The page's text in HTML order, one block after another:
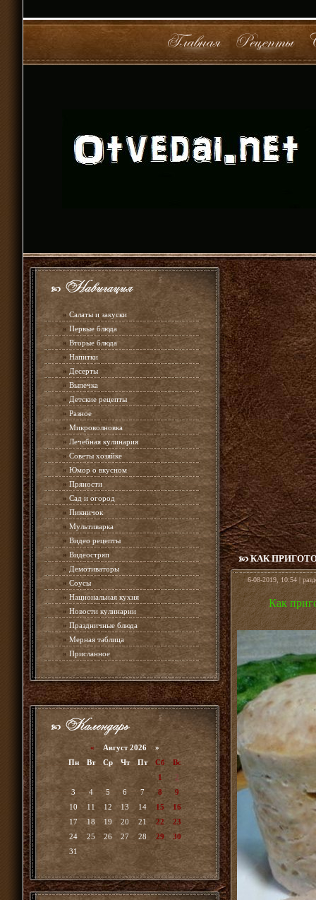
» Салаты и закуски
» Первые блюда
» Вторые блюда
» Напитки
»Десерты
» Выпечка
» Детские рецепты
» Разное
» Микроволновка
» Лечебная кулинария
» Советы хозяйке
» Юмор о вкусном
» Пряности
» Сад и огород
» Пикничок
» Мультиварка
» Видео рецепты
» Видеостряп
» Демотиваторы
» Соусы
» Национальная кухня
» Новости кулинарии
» Праздничные блюда
» Мерная таблица
» Присланное
« Август 2026 »
Пн
Вт Ср Чт Пт Сб
Вс
1
2
3
4 5 6 7 8
9
10
11 12 13 14 15
16
17
18 19 20 21 22
23
24
25 26 27 28 29
30
31
КАК
6-08-2019, 10:54 |
Как